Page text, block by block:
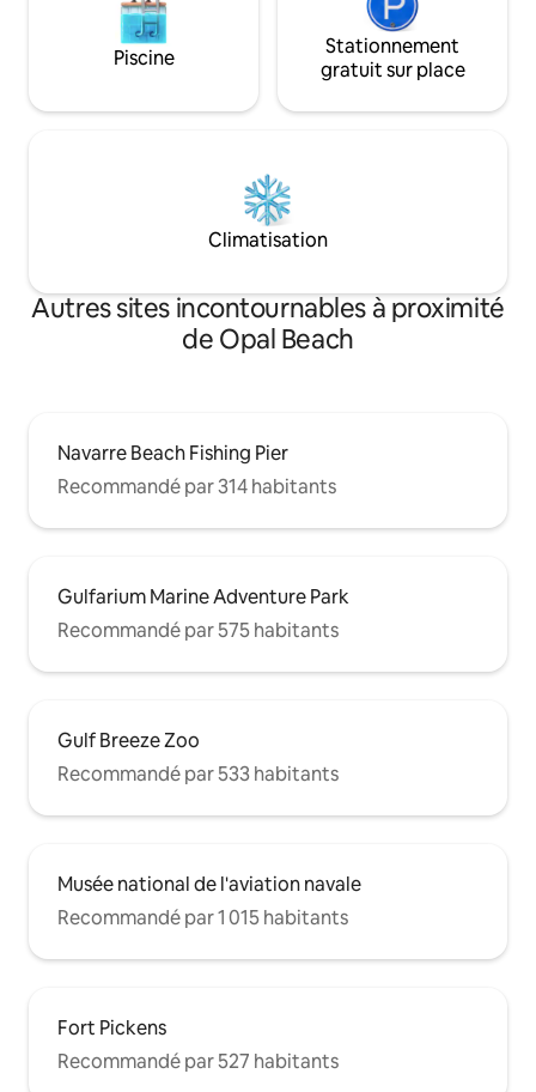
Piscine
Stationnement
gratuit sur place
Climatisation
Autres sites incontournables à proximité
de Opal Beach
Navarre Beach Fishing Pier
Recommandé par 314 habitants
Gulfarium Marine Adventure Park
Recommandé par 575 habitants
Gulf Breeze Zoo
Recommandé par 533 habitants
Musée national de l'aviation navale
Recommandé par 1 015 habitants
Fort Pickens
Recommandé par 527 habitants